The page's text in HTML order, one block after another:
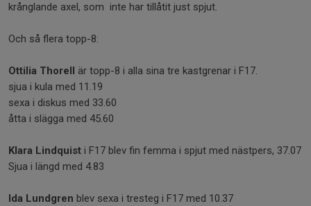
krånglande axel, som inte har tillåtit just spjut.
Och så flera topp-8:
Ottilia Thorell
är topp-8 i alla sina tre kastgrenar i F17.
sjua i kula med 11.19
sexa i diskus med 33.60
åtta i slägga med 45.60
Klara Lindquist i F17 blev fin femma i spjut med nästpers, 37.07
Sjua i längd med 4.83
Ida Lundgren blev sexa i tresteg i F17 med 10.37